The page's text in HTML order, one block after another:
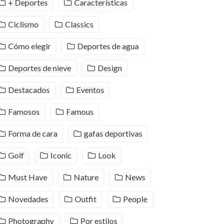
+ Deportes Características
Ciclismo Classics
Cómo elegir Deportes de agua
Deportes de nieve Design
Destacados Eventos
Famosos Famous
Forma de cara gafas deportivas
Golf Iconic Look
Must Have Nature News
Novedades Outfit People
Photography Por estilos